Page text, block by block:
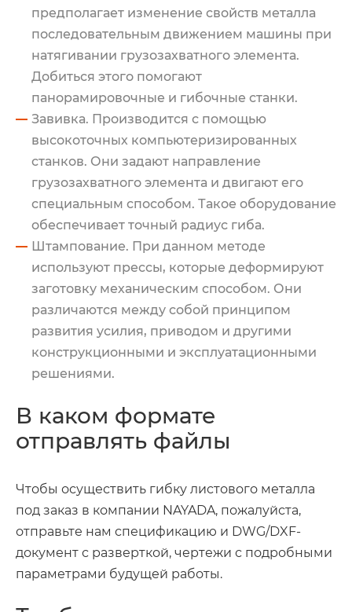
предполагает изменение свойств металла
последовательным движением машины при
натягивании грузозахватного элемента.
Добиться этого помогают
панорамировочные и гибочные станки.
Завивка. Производится с помощью
высокоточных компьютеризированных
станков. Они задают направление
грузозахватного элемента и двигают его
специальным способом. Такое оборудование
обеспечивает точный радиус гиба.
Штампование. При данном методе
используют прессы, которые деформируют
заготовку механическим способом. Они
различаются между собой принципом
развития усилия, приводом и другими
конструкционными и эксплуатационными
решениями.
В каком формате
отправлять файлы
Чтобы осуществить гибку листового металла
под заказ в компании NAYADA, пожалуйста,
отправьте нам спецификацию и DWG/DXF-
документ с разверткой, чертежи с подробными
параметрами будущей работы.